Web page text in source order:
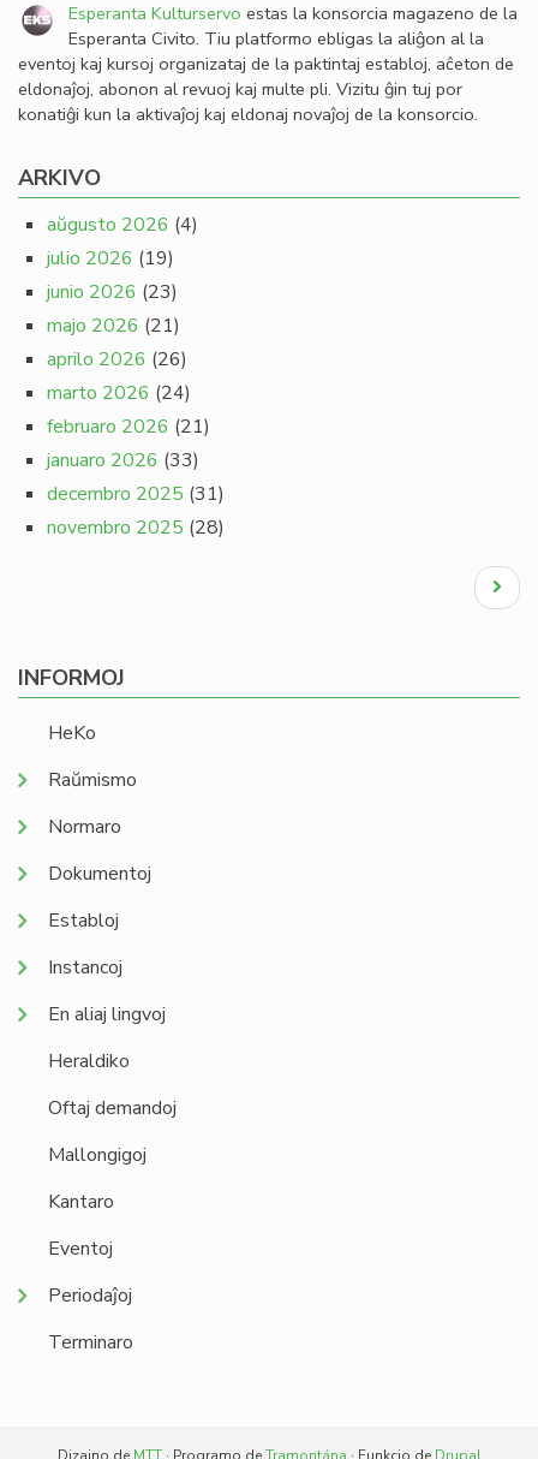
Esperanta Kulturservo estas la konsorcia magazeno de la
Esperanta Civito. Tiu platformo ebligas la aliĝon al la
eventoj kaj kursoj organizataj de la paktintaj establoj, aĉeton de
eldonaĵoj, abonon al revuoj kaj multe pli. Vizitu ĝin tuj por
konatiĝi kun la aktivaĵoj kaj eldonaj novaĵoj de la konsorcio.
ARKIVO
aŭgusto 2026 (4)
julio 2026 (19)
junio 2026 (23)
majo 2026 (21)
aprilo 2026 (26)
marto 2026 (24)
februaro 2026 (21)
januaro 2026 (33)
decembro 2025 (31)
novembro 2025 (28)
Next
page
INFORMOJ
HeKo
Raŭmismo
Normaro
Dokumentoj
Establoj
Instancoj
En aliaj lingvoj
Heraldiko
Oftaj demandoj
Mallongigoj
Kantaro
Eventoj
Periodaĵoj
Terminaro